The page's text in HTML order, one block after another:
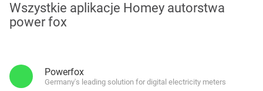
Wszystkie aplikacje Homey autorstwa
power fox
Powerfox
Germany's leading solution for digital electricity meters